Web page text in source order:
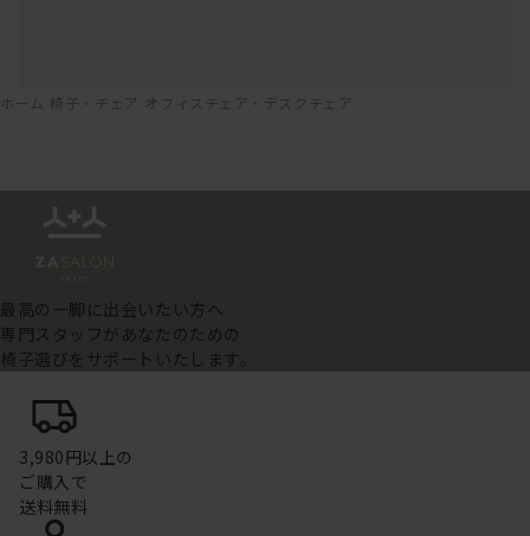
ホーム 椅子・チェア オフィスチェア・デスクチェア
最高の一脚に出会いたい方へ
専門スタッフがあなたのための
椅子選びをサポートいたします。
3,980円以上の
ご購入で
送料無料